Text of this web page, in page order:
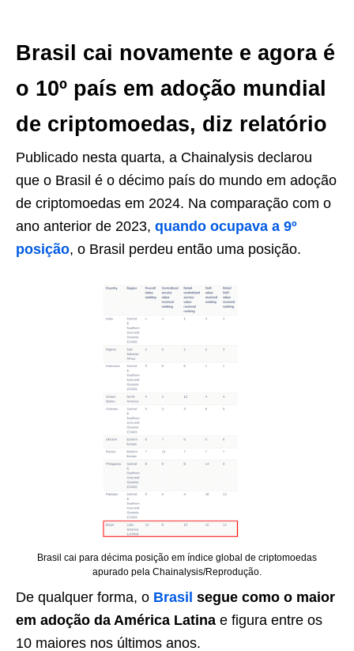
Brasil cai novamente e agora é
o 10º país em adoção mundial
de criptomoedas, diz relatório
Publicado nesta quarta, a Chainalysis declarou
que o Brasil é o décimo país do mundo em adoção
de criptomoedas em 2024. Na comparação com o
ano anterior de 2023, quando ocupava a 9º
posição, o Brasil perdeu então uma posição.
Brasil cai para décima posição em índice global de criptomoedas
apurado pela Chainalysis/Reprodução.
De qualquer forma, o Brasil segue como o maior
em adoção da América Latina e figura entre os
10 maiores nos últimos anos.